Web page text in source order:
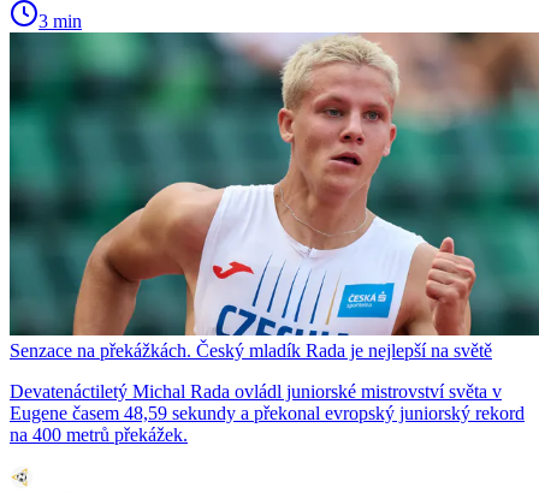
3 min
Senzace na překážkách. Český mladík Rada je nejlepší na světě
Devatenáctiletý Michal Rada ovládl juniorské mistrovství světa v
Eugene časem 48,59 sekundy a překonal evropský juniorský rekord
na 400 metrů překážek.